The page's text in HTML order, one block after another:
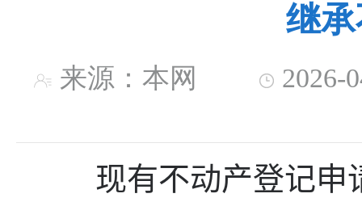
继
来源：本网
现有不动产登记申